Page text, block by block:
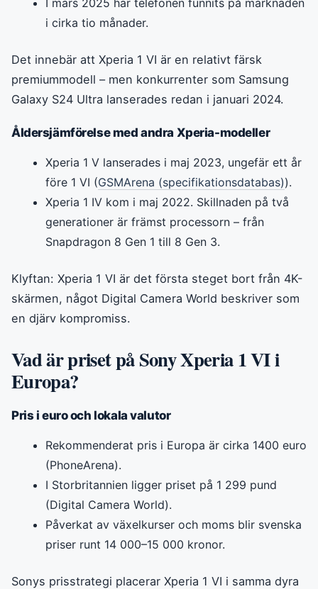
i cirka tio månader.
Det innebär att Xperia 1 VI är en relativt färsk
premiummodell – men konkurrenter som Samsung
Galaxy S24 Ultra lanserades redan i januari 2024.
Åldersjämförelse med andra Xperia-modeller
Xperia 1 V lanserades i maj 2023, ungefär ett år
före 1 VI (GSMArena (specifikationsdatabas)).
Xperia 1 IV kom i maj 2022. Skillnaden på två
generationer är främst processorn – från
Snapdragon 8 Gen 1 till 8 Gen 3.
Klyftan: Xperia 1 VI är det första steget bort från 4K-
skärmen, något Digital Camera World beskriver som
en djärv kompromiss.
Vad är priset på Sony Xperia 1 VI i
Europa?
Pris i euro och lokala valutor
Rekommenderat pris i Europa är cirka 1400 euro
(PhoneArena).
I Storbritannien ligger priset på 1 299 pund
(Digital Camera World).
Påverkat av växelkurser och moms blir svenska
priser runt 14 000–15 000 kronor.
Sonys prisstrategi placerar Xperia 1 VI i samma dyra